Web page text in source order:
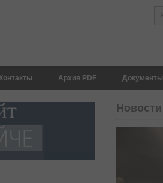
Контакты Архив PDF Документы
Новости